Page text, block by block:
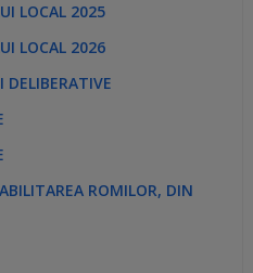
LOCAL 2025
LOCAL 2026
ROMILOR, DIN